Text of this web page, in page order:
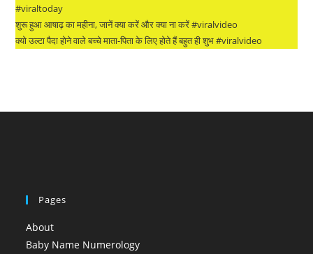
#viraltoday
शुरू हुआ आषाढ़ का महीना, जानें क्या करें और क्या ना करें #viralvideo
क्यो उल्टा पैदा होने वाले बच्चे माता-पिता के लिए होते हैं बहुत ही शुभ #viralvideo
Pages
About
Baby Name Numerology